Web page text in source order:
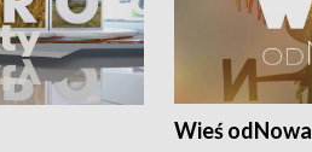
Wieś odNowa